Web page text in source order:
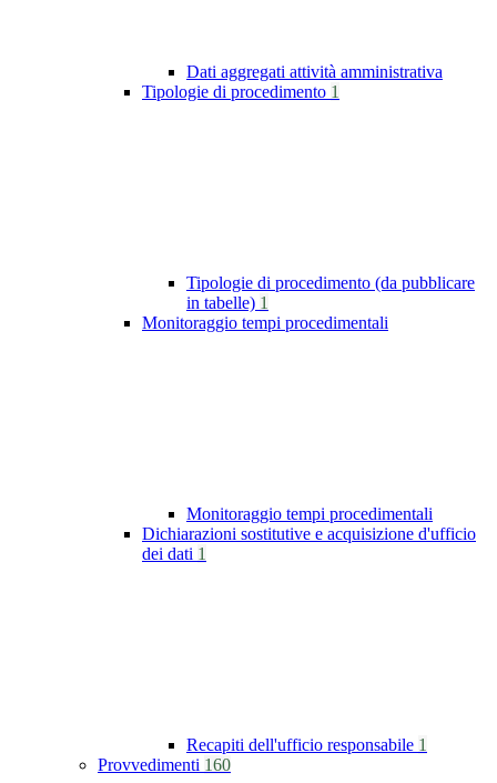
Dati aggregati attività amministrativa
Tipologie di procedimento 1
Tipologie di procedimento (da pubblicare
in tabelle) 1
Monitoraggio tempi procedimentali
Monitoraggio tempi procedimentali
Dichiarazioni sostitutive e acquisizione d'ufficio
dei dati 1
Recapiti dell'ufficio responsabile 1
Provvedimenti 160